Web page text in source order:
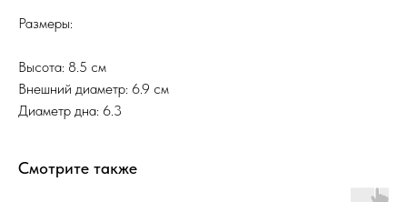
Размеры:
Высота: 8.5 см
Внешний диаметр: 6.9 см
Диаметр дна: 6.3
Смотрите также